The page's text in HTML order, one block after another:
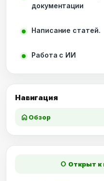
Навигация
home Обзор
документации
Написание статей.
Работа с ИИ
fiber_manual_record Открыт к